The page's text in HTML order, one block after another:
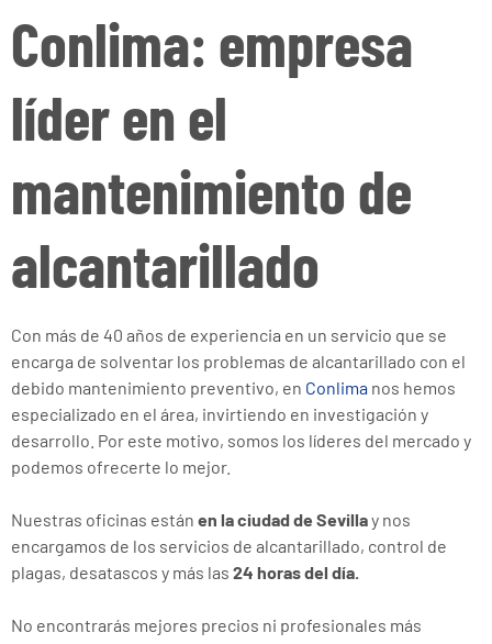
Conlima: empresa
líder en el
mantenimiento de
alcantarillado
Con más de 40 años de experiencia en un servicio que se
encarga de solventar los problemas de alcantarillado con el
debido mantenimiento preventivo, en Conlima nos hemos
especializado en el área, invirtiendo en investigación y
desarrollo. Por este motivo, somos los líderes del mercado y
podemos ofrecerte lo mejor.
Nuestras oficinas están en la ciudad de Sevillay nos
encargamos de los servicios de alcantarillado, control de
plagas, desatascos y más las 24 horas del día.
No encontrarás mejores precios ni profesionales más